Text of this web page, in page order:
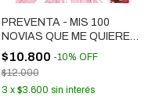
PREVENTA - MIS 100
NOVIAS QUE ME QUIEREN
MUCHO MUCHO # 15
$10.800 -10% OFF
$12.000
3 x $3.600 sin interés